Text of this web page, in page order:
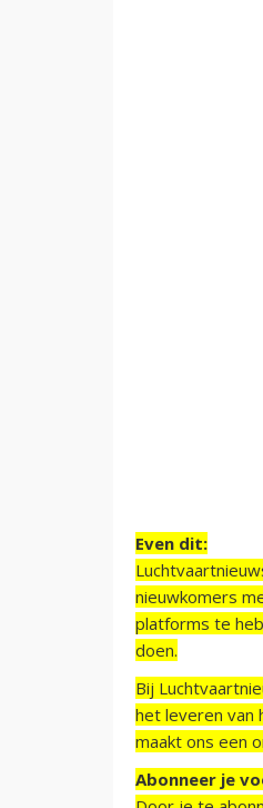
Even dit:
nieuwkomers
platforms te
doen.
Bij
het leveren van
maakt ons een
Abonneer je